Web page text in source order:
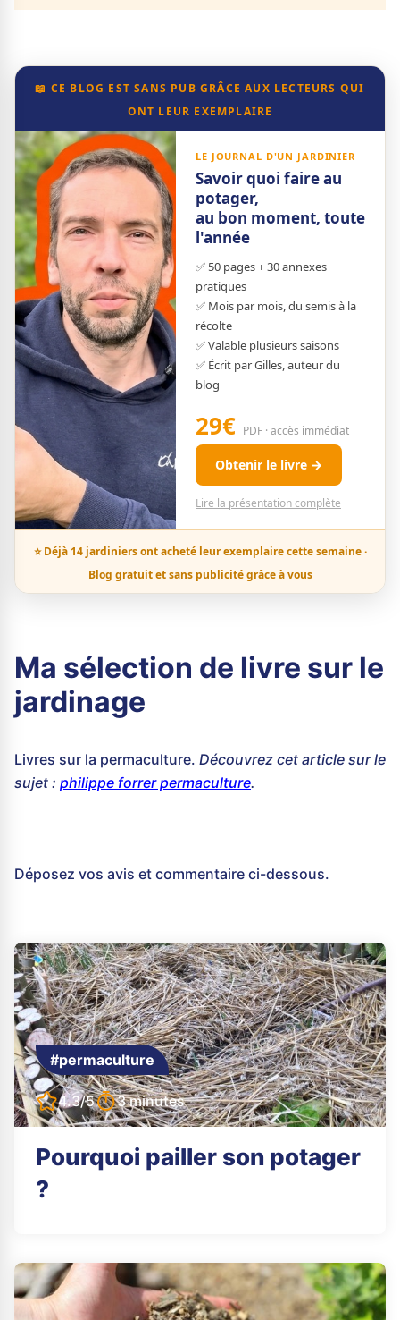
📖 CE BLOG EST SANS PUB GRÂCE AUX LECTEURS QUI
ONT LEUR EXEMPLAIRE
LE JOURNAL D'UN JARDINIER
Savoir quoi faire au
potager,
au bon moment, toute
l'année
✅ 50 pages + 30 annexes
pratiques
✅ Mois par mois, du semis à la
récolte
✅ Valable plusieurs saisons
✅ Écrit par Gilles, auteur du
blog
29€ PDF · accès immédiat
Obtenir le livre →
Lire la présentation complète
⭐ Déjà 14 jardiniers ont acheté leur exemplaire cette semaine ·
Blog gratuit et sans publicité grâce à vous
Ma sélection de livre sur le
jardinage
Livres sur la permaculture. Découvrez cet article sur le
sujet : philippe forrer permaculture.
Déposez vos avis et commentaire ci-dessous.
#permaculture
4.3/5 3 minutes
Pourquoi pailler son potager
?